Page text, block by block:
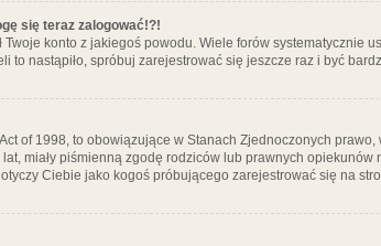
się teraz zalogować!?!
Twoje konto z jakiegoś powodu. Wiele forów systematycznie
to nastąpiło, spróbuj zarejestrować się jeszcze raz i być
of 1998, to obowiązujące w Stanach Zjednoczonych
miały piśmienną zgodę rodziców lub prawnych
Ciebie jako kogoś próbującego zarejestrować się na